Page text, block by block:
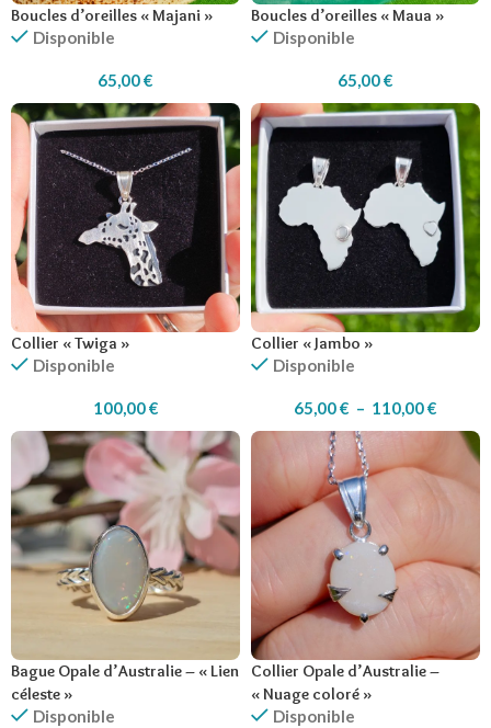
Boucles d’oreilles « Majani »
Disponible
65,00€
Boucles d’oreilles « Maua »
Disponible
65,00€
Collier « Twiga »
Disponible
100,00€
Collier « Jambo »
Disponible
65,00€ – 110,00€
Bague Opale d’Australie – « Lien
céleste »
Disponible
Collier Opale d’Australie –
« Nuage coloré »
Disponible